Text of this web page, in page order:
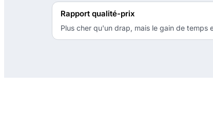
Rapport qualité-prix
Plus cher qu'un drap, mais le gain de